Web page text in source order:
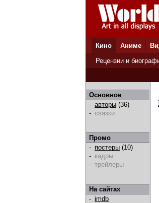
Кино Аниме
Рецензии и
Основное
- авторы (36)
- связки
Промо
- постеры (10)
- кадры
- трейлеры
На сайтах
- imdb